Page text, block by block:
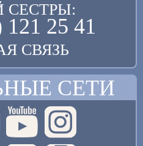
СЕСТРЫ:
25 41
СВЯЗЬ
СЕТИ